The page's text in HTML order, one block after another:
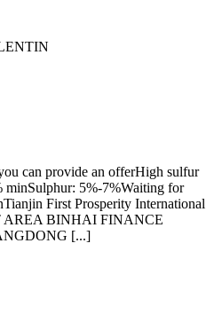
can provide an offerHigh sulfur
minSulphur: 5%-7%Waiting for
First Prosperity International
AREA BINHAI FINANCE
[...]